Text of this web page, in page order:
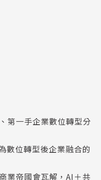
一手企業數位轉型分
位轉型後企業融合的
帝國會瓦解，AI＋共